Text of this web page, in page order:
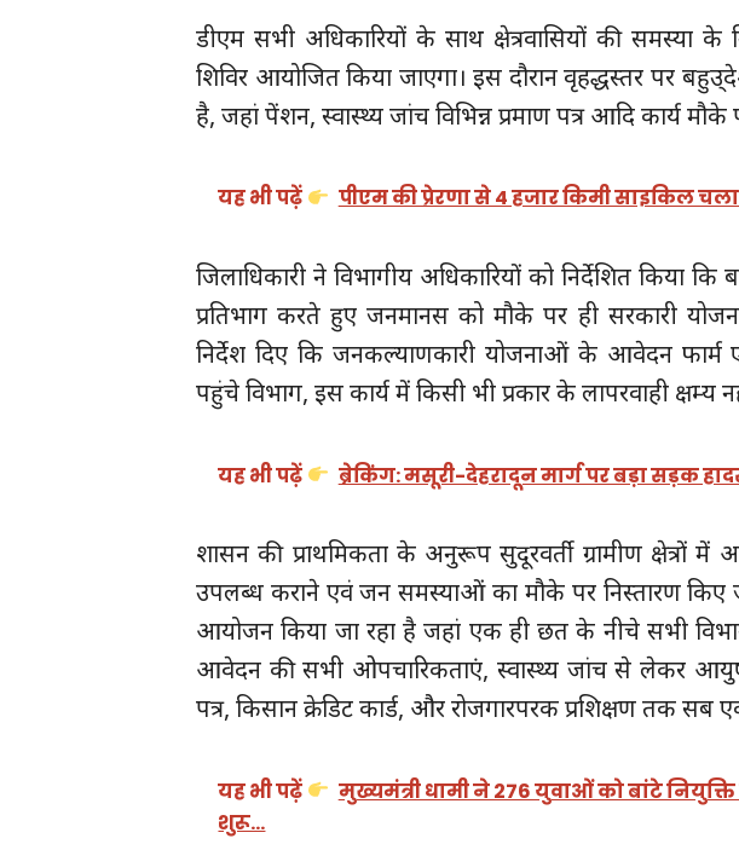
डीएम सभी अधिकारियों के साथ क्षेत्रवासियों की समस्या के
शिविर आयोजित किया जाएगा। इस दौरान वृहद्धस्तर पर
है, जहां पेंशन, स्वास्थ्य जांच विभिन्न प्रमाण पत्र आदि कार्य मौके
यह भी पढ़ें पीएम की प्रेरणा से 4 हजार किमी साइकिल
जिलाधिकारी ने विभागीय अधिकारियों को निर्देशित किया
प्रतिभाग करते हुए जनमानस को मौके पर ही सरकारी
निर्देश दिए कि जनकल्याणकारी योजनाओं के आवेदन
पहुंचे विभाग, इस कार्य में किसी भी प्रकार के लापरवाही क्षम्य
यह भी पढ़ें ब्रेकिंग: मसूरी-देहरादून मार्ग पर बड़ा सड़क
शासन की प्राथमिकता के अनुरूप सुदूरवर्ती ग्रामीण
उपलब्ध कराने एवं जन समस्याओं का मौके पर निस्तारण किए
आयोजन किया जा रहा है जहां एक ही छत के नीचे सभी
आवेदन की सभी ओपचारिकताएं, स्वास्थ्य जांच से लेकर
पत्र, किसान क्रेडिट कार्ड, और रोजगारपरक प्रशिक्षण तक सब
यह भी पढ़ें
मुख्यमंत्री धामी ने 276 युवाओं को बांटे
शुरू…